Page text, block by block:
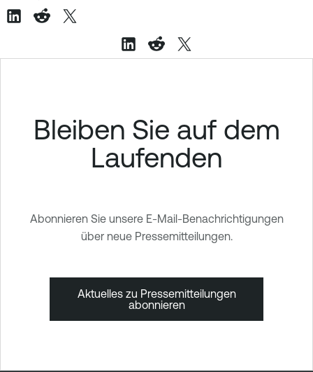
Bleiben Sie auf dem
Laufenden
Abonnieren Sie unsere E-Mail-Benachrichtigungen
über neue Pressemitteilungen.
Aktuelles zu Pressemitteilungen
abonnieren